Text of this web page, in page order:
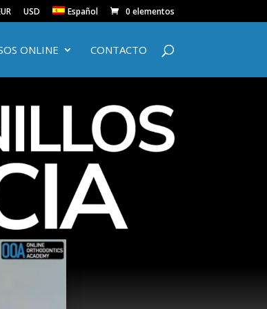
USD Español 0 elementos
ONLINE CONTACTO